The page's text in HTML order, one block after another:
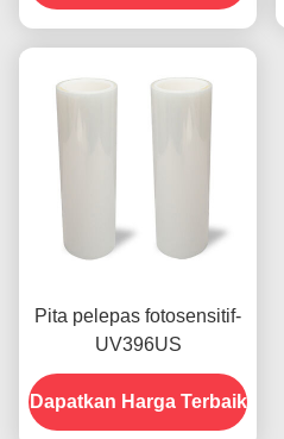
Pita pelepas fotosensitif-
UV396US
Dapatkan Harga Terbaik